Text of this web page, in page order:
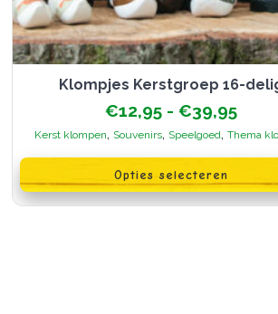
Klompjes Kerstgroep 16-
€12,95 - €39,95
tot
Kerst klompen, Souvenirs, Speelgoed, Thema
Opties selecteren
product
heeft
meerdere
variaties.